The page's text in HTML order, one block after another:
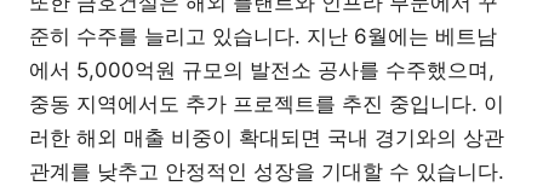
준히 수주를 늘리고 있습니다. 지난 6월에는 베트남
에서 5,000억원 규모의 발전소 공사를 수주했으며,
중동 지역에서도 추가 프로젝트를 추진 중입니다. 이
러한 해외 매출 비중이 확대되면 국내 경기와의 상관
관계를 낮추고 안정적인 성장을 기대할 수 있습니다.